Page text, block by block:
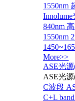
1550nm
840nm
1550nm
More>>
ASE光
ASE光
C波段
C+L